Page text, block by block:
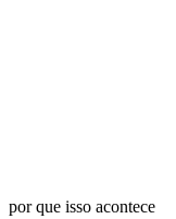
por que isso acontece